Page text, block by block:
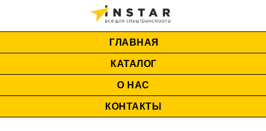
ГЛАВНАЯ
КАТАЛОГ
О НАС
КОНТАКТЫ